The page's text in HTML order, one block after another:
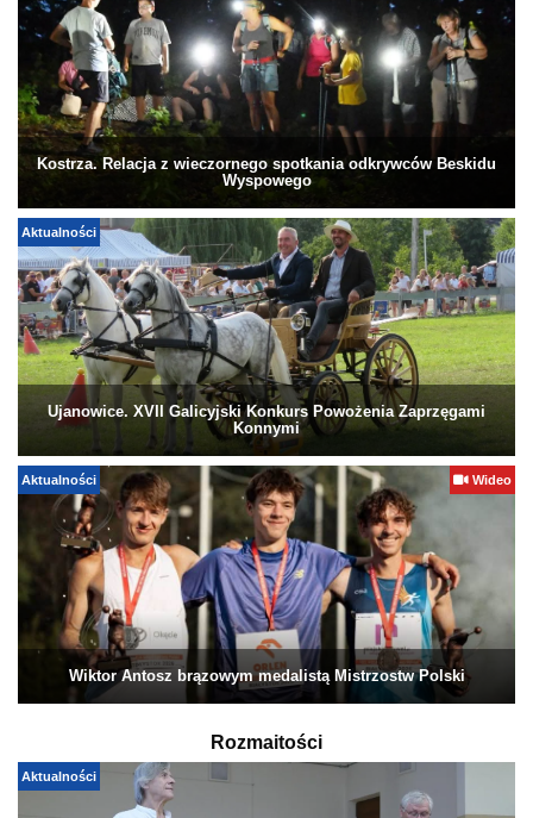
Kostrza. Relacja z wieczornego spotkania odkrywców Beskidu
Wyspowego
Aktualności
Ujanowice. XVII Galicyjski Konkurs Powożenia Zaprzęgami
Konnymi
Aktualności Wideo
Wiktor Antosz brązowym medalistą Mistrzostw Polski
Rozmaitości
Aktualności